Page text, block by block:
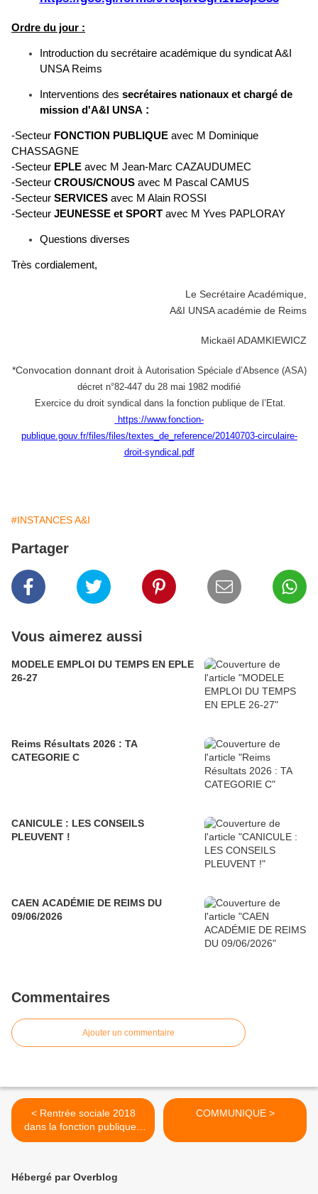
Ordre du jour :
Introduction du secrétaire académique du syndicat A&I
UNSA Reims
Interventions des secrétaires nationaux et chargé de
mission d'A&I UNSA :
-Secteur FONCTION PUBLIQUE avec M Dominique
CHASSAGNE
-Secteur EPLE avec M Jean-Marc CAZAUDUMEC
-Secteur CROUS/CNOUS avec M Pascal CAMUS
-Secteur SERVICES avec M Alain ROSSI
-Secteur JEUNESSE et SPORT avec M Yves PAPLORAY
Questions diverses
Très cordialement,
Le Secrétaire Académique,
A&I UNSA académie de Reims
Mickaël ADAMKIEWICZ
*Convocation donnant droit à Autorisation Spéciale d’Absence (ASA)
décret n°82-447 du 28 mai 1982 modifié
Exercice du droit syndical dans la fonction publique de l’Etat.
https://www.fonction-
publique.gouv.fr/files/files/textes_de_reference/20140703-circulaire-
droit-syndical.pdf
#INSTANCES A&I
Partager
Vous aimerez aussi
MODELE EMPLOI DU TEMPS EN EPLE
26-27
Reims Résultats 2026 : TA
CATEGORIE C
CANICULE : LES CONSEILS
PLEUVENT !
CAEN ACADÉMIE DE REIMS DU
09/06/2026
Commentaires
Ajouter un commentaire
< Rentrée sociale 2018
dans la fonction publique :
priorité aux agents publics !
COMMUNIQUE >
Hébergé par Overblog